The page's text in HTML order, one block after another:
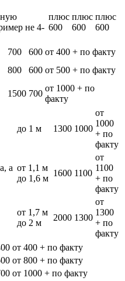
не 4-
плюс
600
плюс
600
плюс
600
700 600 от 400 + по факту
800 600 от 500 + по факту
1500 700
от 1000 + по
факту
а
до 1 м 1300 1000
от
1000
+ по
факту
от 1,1 м
до 1,6 м
1600 1100
от
1100
+ по
факту
от 1,7 м
до 2 м
2000 1300
от
1300
+ по
факту
от 400 + по факту
от 800 + по факту
от 1000 + по факту